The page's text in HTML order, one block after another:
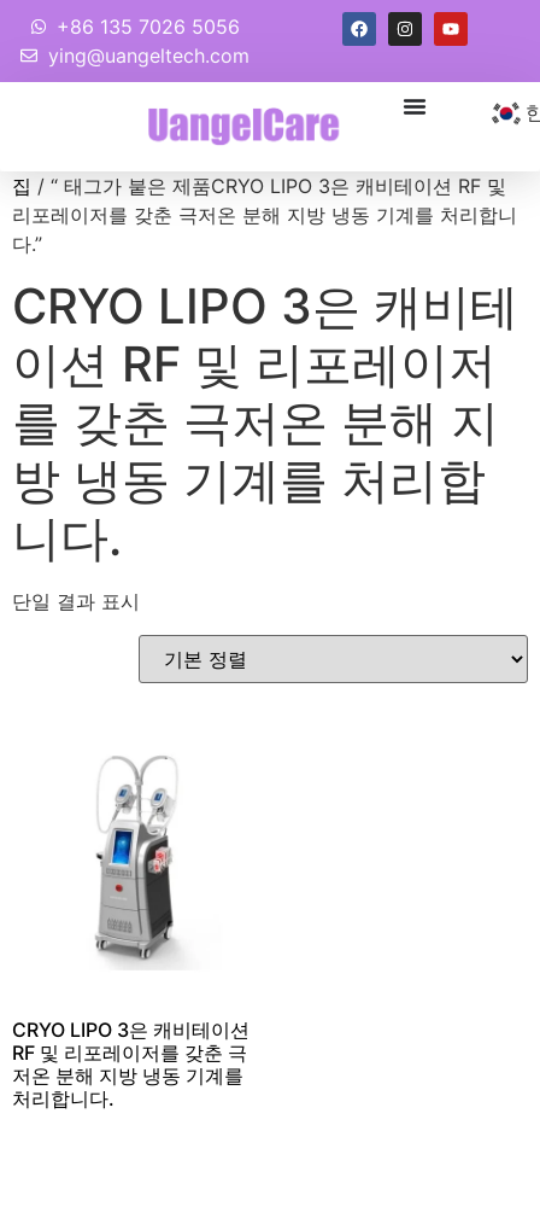
+86 135 7026 5056
ying@uangeltech.com
집 / “ 태그가 붙은 제품CRYO LIPO 3은 캐비테이션 RF 및
리포레이저를 갖춘 극저온 분해 지방 냉동 기계를 처리합니
다.”
CRYO LIPO 3은 캐비테
이션 RF 및 리포레이저
를 갖춘 극저온 분해 지
방 냉동 기계를 처리합
니다.
단일 결과 표시
CRYO LIPO 3은 캐비테이션
RF 및 리포레이저를 갖춘 극
저온 분해 지방 냉동 기계를
처리합니다.